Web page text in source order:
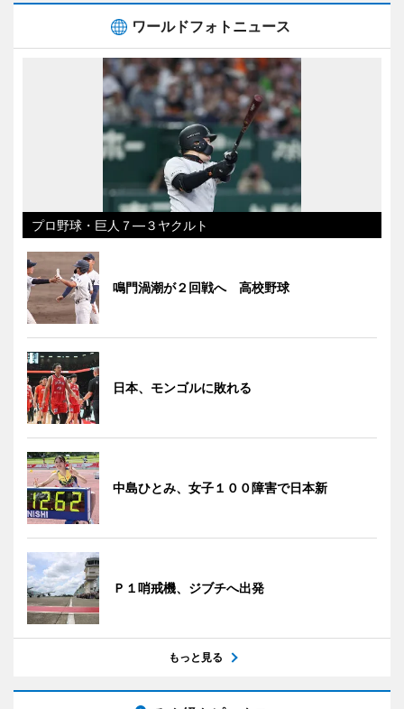
ワールドフォトニュース
プロ野球・巨人７―３ヤクルト
鳴門渦潮が２回戦へ 高校野球
日本、モンゴルに敗れる
中島ひとみ、女子１００障害で日本新
Ｐ１哨戒機、ジブチへ出発
もっと見る